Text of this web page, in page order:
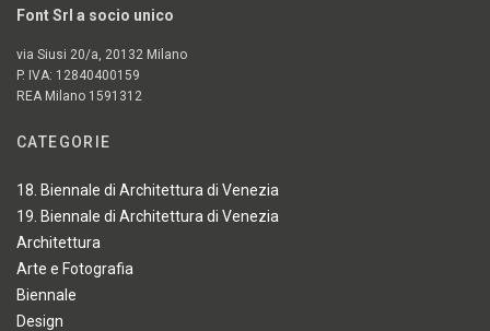
Font Srl a socio unico
via Siusi 20/a, 20132 Milano
P. IVA: 12840400159
REA Milano 1591312
CATEGORIE
18. Biennale di Architettura di Venezia
19. Biennale di Architettura di Venezia
Architettura
Arte e Fotografia
Biennale
Design